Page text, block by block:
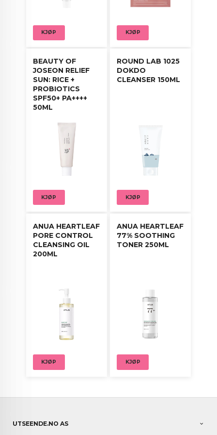
KJØP KJØP
BEAUTY OF
JOSEON RELIEF
SUN: RICE +
PROBIOTICS
SPF50+ PA++++
50ML
KJØP
ROUND LAB 1025
DOKDO
CLEANSER 150ML
KJØP
ANUA HEARTLEAF
PORE CONTROL
CLEANSING OIL
200ML
KJØP
ANUA HEARTLEAF
77% SOOTHING
TONER 250ML
KJØP
UTSEENDE.NO AS